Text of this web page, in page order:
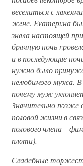
веселиться с
жене. Екатерина
знала настоящей
брачную ночь
и в последующие
нужно было
нелюбимого мужа. В
почему муж
Значительно позже
половой жизни в
полового члена –
плоти).
Свадебные